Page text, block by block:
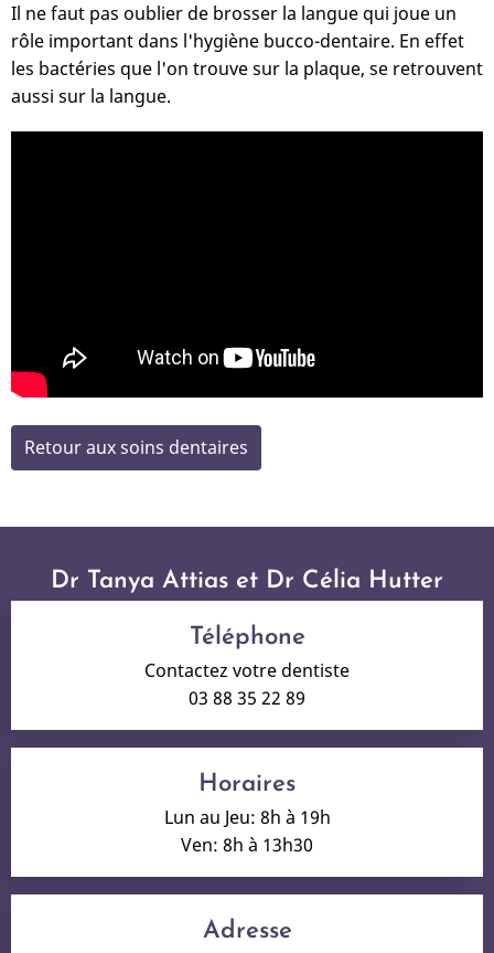
Il ne faut pas oublier de brosser la langue qui joue un
rôle important dans l'hygiène bucco-dentaire. En effet
les bactéries que l'on trouve sur la plaque, se retrouvent
aussi sur la langue.
Retour aux soins dentaires
Dr Tanya Attias et Dr Célia Hutter
Téléphone
Contactez votre dentiste
03 88 35 22 89
Horaires
Lun au Jeu: 8h à 19h
Ven: 8h à 13h30
Adresse